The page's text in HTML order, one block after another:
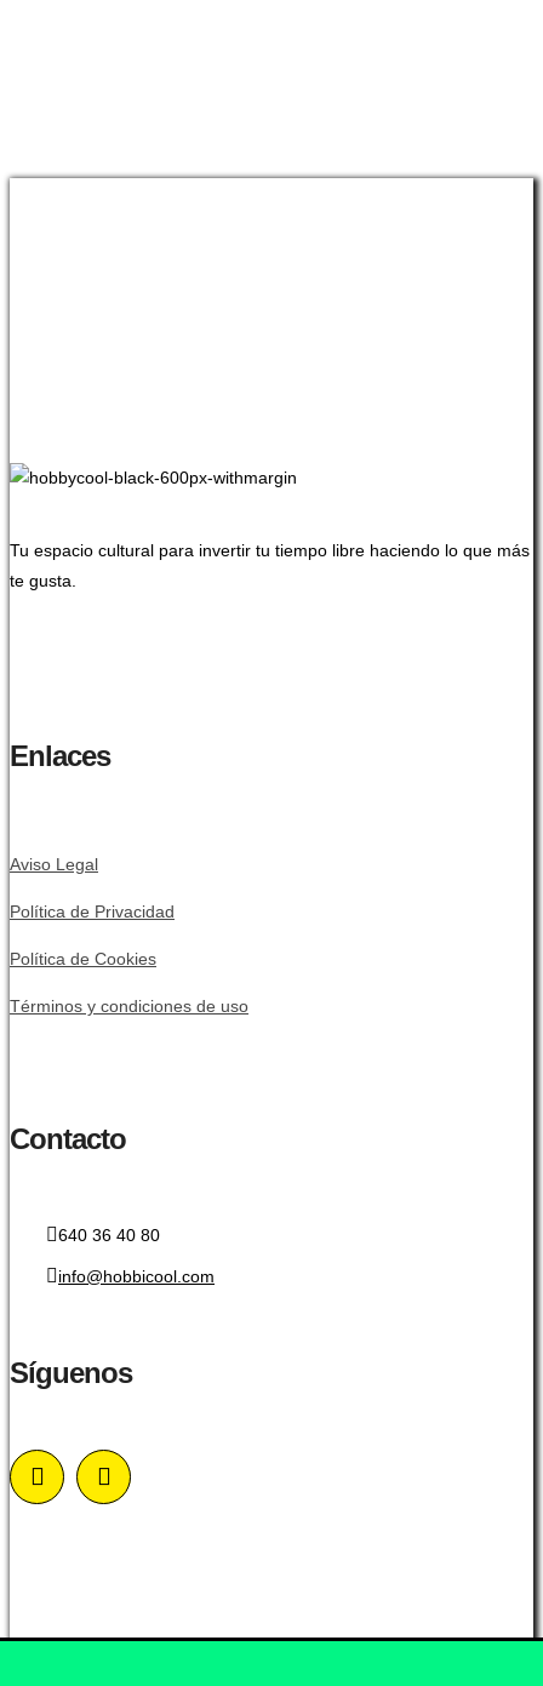
Tu espacio cultural para invertir tu tiempo libre haciendo lo que más
te gusta.
Enlaces
Aviso Legal
Política de Privacidad
Política de Cookies
Términos y condiciones de uso
Contacto
640 36 40 80
info@hobbicool.com
Síguenos